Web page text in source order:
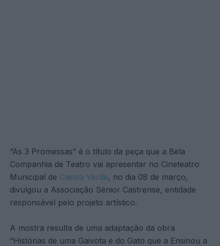
“As 3 Promessas” é o título da peça que a Bela
Companhia de Teatro vai apresentar no Cineteatro
Municipal de Castro Verde, no dia 08 de março,
divulgou a Associação Sénior Castrense, entidade
responsável pelo projeto artístico.
A mostra resulta de uma adaptação da obra
“Histórias de uma Gaivota e do Gato que a Ensinou a